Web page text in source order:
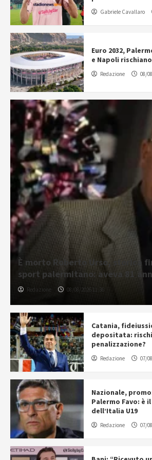
Gabriele Cavallaro
Euro 2032,
e Napoli
Redazione 08/
È morto Roberto Urso, storica
sport palermitano: aveva 81
Redazione 08/08/2026 11:36
Catania,
depositata:
penalizzazione?
Redazione 07/
Nazionale,
Palermo Favo: è
dell’Italia U19
Redazione 07/